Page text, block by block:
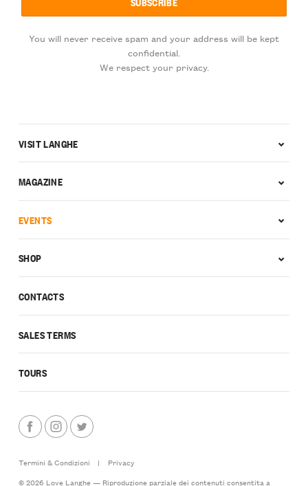
You will never receive spam and your address will be kept
confidential.
We respect your privacy.
CONTACTS
SALES TERMS
TOURS
VISIT LANGHE
MAGAZINE
EVENTS
SHOP
Termini & Condizioni |
Privacy
© 2026 Love Langhe — Riproduzione parziale dei contenuti consentita a